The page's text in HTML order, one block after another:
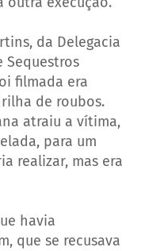
da Delegacia
Sequestros
filmada era
de roubos.
atraiu a vítima,
para um
realizar, mas era
havia
que se recusava